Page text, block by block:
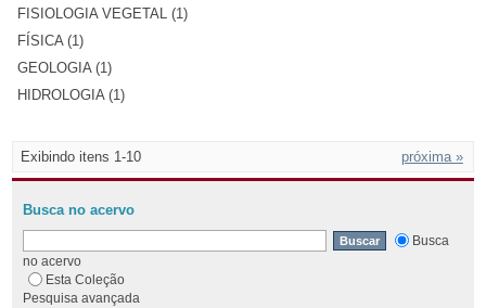
FISIOLOGIA VEGETAL (1)
FÍSICA (1)
GEOLOGIA (1)
HIDROLOGIA (1)
Exibindo itens 1-10 próxima »
Busca no acervo
Busca
no acervo
Esta Coleção
Pesquisa avançada